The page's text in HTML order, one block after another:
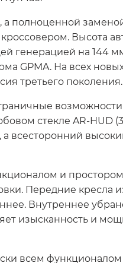
а полноценной
Высота
генерацией на 144
GPMA. На всех
третьего поколения.
возможности
стекле AR-HUD
всесторонний
и
Передние
Внутреннее
изысканность и
всем